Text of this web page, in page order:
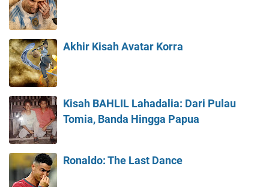
Akhir Kisah Avatar Korra
Kisah BAHLIL Lahadalia: Dari Pulau
Tomia, Banda Hingga Papua
Ronaldo: The Last Dance